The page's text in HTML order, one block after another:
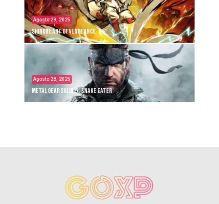
Agosto 29, 2025
Shinobi: Art of Vengeance
Agosto 28, 2025
Metal Gear Solid Δ: Snake Eater